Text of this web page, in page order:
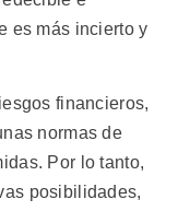
es más incierto y
financieros,
normas de
Por lo tanto,
posibilidades,